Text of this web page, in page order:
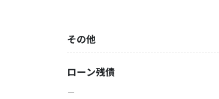
その他
ローン残債
－